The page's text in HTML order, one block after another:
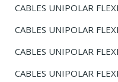
CABLES UNIPOLAR
CABLES UNIPOLAR
CABLES UNIPOLAR
CABLES UNIPOLAR